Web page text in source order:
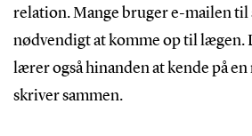
relation. Mange bruger e-mailen til
nødvendigt at komme op til lægen.
lærer også hinanden at kende på
skriver sammen.